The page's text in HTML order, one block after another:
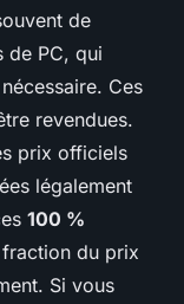
de
de PC, qui
Ces
revendues.
prix officiels
légalement
100 %
du prix
Si vous